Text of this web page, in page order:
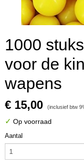
1000
voor de
wapens
€ 15,00 (inclusief btw
✓ Op voorraad
Aantal